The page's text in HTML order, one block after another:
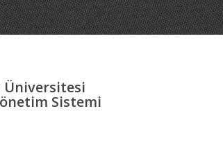
Sistemi